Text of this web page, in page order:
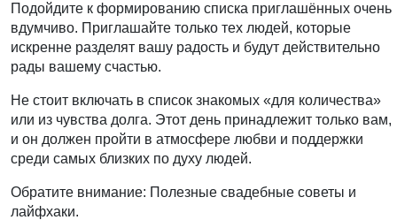
Подойдите к формированию списка приглашённых очень
вдумчиво. Приглашайте только тех людей, которые
искренне разделят вашу радость и будут действительно
рады вашему счастью.
Не стоит включать в список знакомых «для количества»
или из чувства долга. Этот день принадлежит только вам,
и он должен пройти в атмосфере любви и поддержки
среди самых близких по духу людей.
Обратите внимание: Полезные свадебные советы и
лайфхаки.